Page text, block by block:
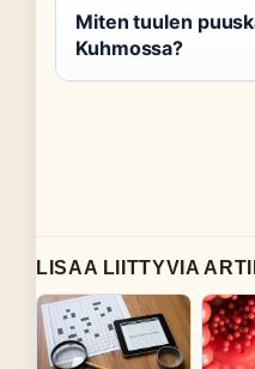
Miten tuulen
Kuhmossa?
LISAA LIITTYVIA